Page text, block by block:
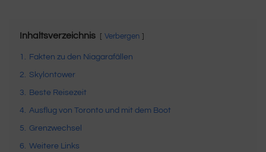
Inhaltsverzeichnis Verbergen
1.
Fakten zu den Niagarafällen
2.
Skylontower
3.
Beste Reisezeit
4.
Ausflug von Toronto und mit dem Boot
5. Grenzwechsel
6. Weitere Links